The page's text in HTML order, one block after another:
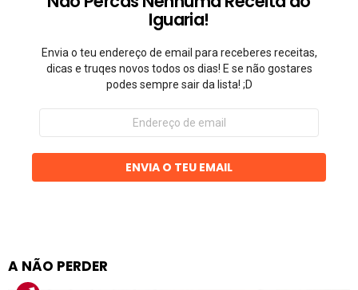
Iguaria!
Envia o teu endereço de email para receberes receitas,
dicas e truqes novos todos os dias! E se não gostares
podes sempre sair da lista! ;D
Endereço
email
ENVIA O TEU EMAIL
A NÃO PERDER